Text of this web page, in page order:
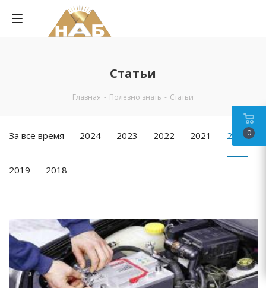
Статьи
Главная - Полезно знать - Статьи
За все время 2024 2023 2022 2021 2020
2019 2018
0